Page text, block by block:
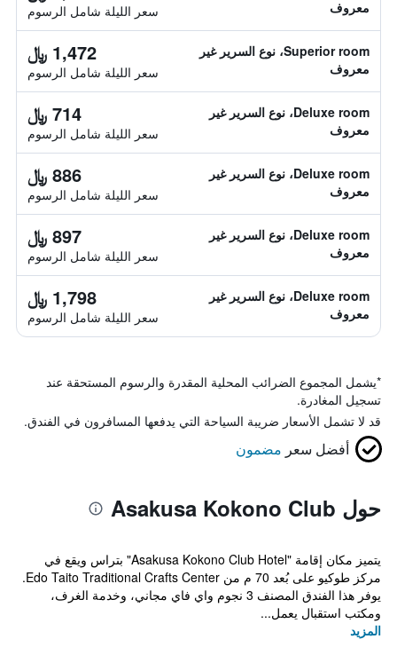
معروف سعر الليلة شامل الرسوم
Superior room، نوع السرير غير
معروف
1,472 ﷼
سعر الليلة شامل الرسوم
Deluxe room، نوع السرير غير
معروف
714 ﷼
سعر الليلة شامل الرسوم
Deluxe room، نوع السرير غير
معروف
886 ﷼
سعر الليلة شامل الرسوم
Deluxe room، نوع السرير غير
معروف
897 ﷼
سعر الليلة شامل الرسوم
Deluxe room، نوع السرير غير
معروف
1,798 ﷼
سعر الليلة شامل الرسوم
*يشمل المجموع الضرائب المحلية المقدرة والرسوم المستحقة عند
تسجيل المغادرة.
قد لا تشمل الأسعار ضريبة السياحة التي يدفعها المسافرون في الفندق.
أفضل سعر مضمون
حول Asakusa Kokono Club
يتميز مكان إقامة "Asakusa Kokono Club Hotel" بتراس ويقع في
مركز طوكيو على بُعد 70 م من Edo Taito Traditional Crafts Center.
يوفر هذا الفندق المصنف 3 نجوم واي فاي مجاني، وخدمة الغرف،
ومكتب استقبال يعمل...
المزيد